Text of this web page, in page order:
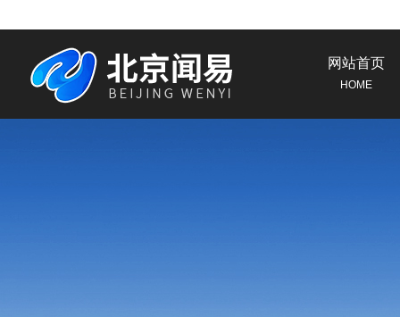
网站首页
HOME